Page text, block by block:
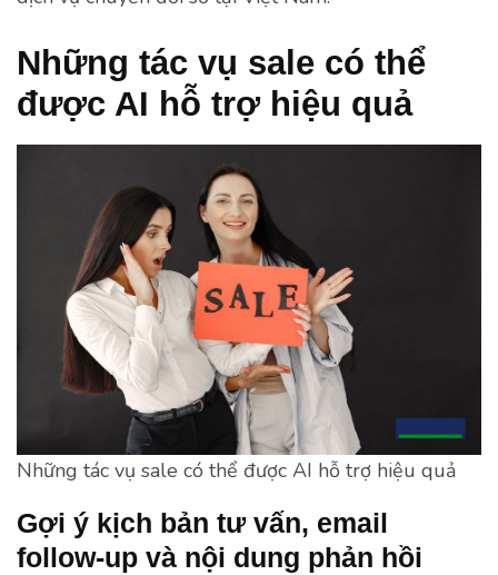
Những tác vụ sale có thể
được AI hỗ trợ hiệu quả
Những tác vụ sale có thể được AI hỗ trợ hiệu quả
Gợi ý kịch bản tư vấn, email
follow-up và nội dung phản hồi